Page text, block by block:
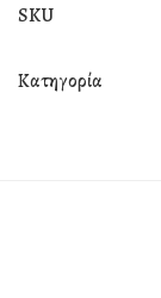
ΣΧΕΔΙΟ
PIED
SKU
Κατηγορία